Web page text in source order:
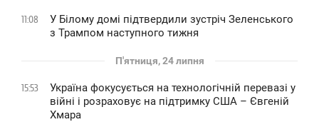
11:08
У Білому домі підтвердили зустріч Зеленського
з Трампом наступного тижня
П'ятниця, 24 липня
15:53
Україна фокусується на технологічній перевазі у
війні і розраховує на підтримку США – Євгеній
Хмара